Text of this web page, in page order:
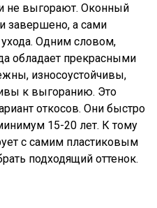
не выгорают. Оконный
завершено, а сами
Одним словом,
обладает прекрасными
износоустойчивы,
к выгоранию. Это
откосов. Они быстро
15-20 лет. К тому
с самим пластиковым
подходящий оттенок.